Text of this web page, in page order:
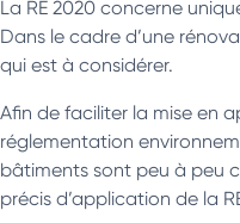
La RE 2020 concerne
Dans le cadre d’une
qui est à considérer.
Afin de faciliter la mise en
réglementation
bâtiments sont peu à peu
précis d’application de la